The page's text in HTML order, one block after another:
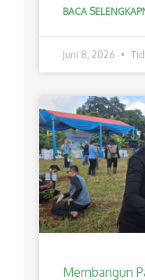
BACA
Juni 8, 2026
Membangun